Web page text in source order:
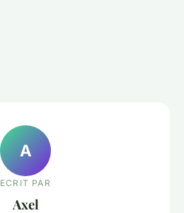
A
ECRIT PAR
Axel